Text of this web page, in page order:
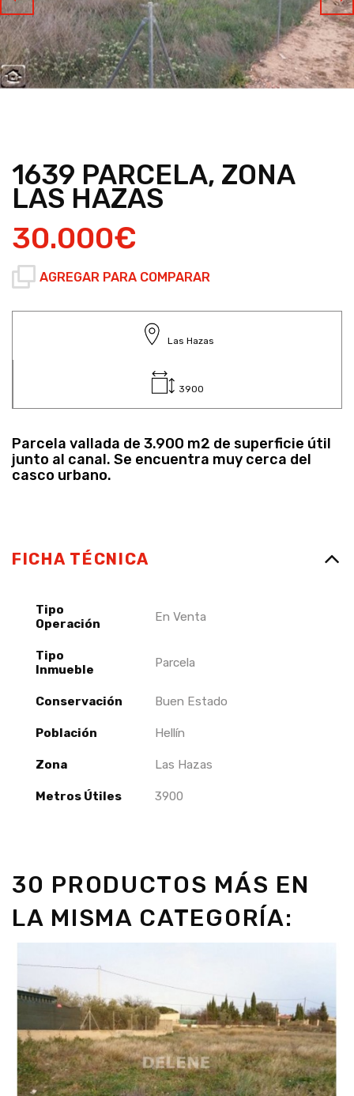
1639 PARCELA, ZONA
LAS HAZAS
30.000€
AGREGAR PARA COMPARAR
Las Hazas
3900
Parcela vallada de 3.900 m2 de superficie útil
junto al canal. Se encuentra muy cerca del
casco urbano.
FICHA TÉCNICA
Tipo
Operación
En Venta
Tipo
Inmueble
Parcela
Conservación Buen Estado
Población Hellín
Zona Las Hazas
Metros Útiles 3900
30 PRODUCTOS MÁS EN
LA MISMA CATEGORÍA: